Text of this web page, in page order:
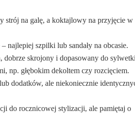
strój na galę, a koktajlowy na przyjęcie w
najlepiej szpilki lub sandały na obcasie.
skrojony i dopasowany do
np. głębokim dekoltem czy rozcięciem.
dodatków, ale niekoniecznie
do rocznicowej stylizacji, ale pamiętaj o